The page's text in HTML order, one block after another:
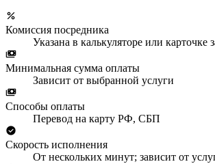
Комиссия посредника
Указана в калькуляторе или карточке
Минимальная сумма оплаты
Зависит от выбранной услуги
Способы оплаты
Перевод на карту РФ, СБП
Скорость исполнения
От нескольких минут; зависит от